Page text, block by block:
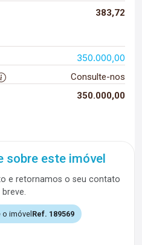
383,72
350.000,00
Consulte-nos
350.000,00
sobre este imóvel
e retornamos o seu contato
imóvel Ref. 189569